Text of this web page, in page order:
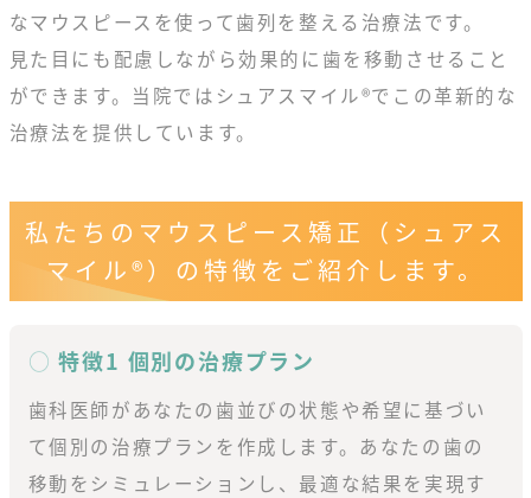
なマウスピースを使って歯列を整える治療法です。
見た目にも配慮しながら効果的に歯を移動させること
ができます。当院ではシュアスマイル®でこの革新的な
治療法を提供しています。
私たちのマウスピース矯正
（シュアス
マイル®）の特徴を ご紹介します。
特徴1 個別の治療プラン
歯科医師があなたの歯並びの状態や希望に基づい
て個別の治療プランを作成します。あなたの歯の
移動をシミュレーションし、最適な結果を実現す